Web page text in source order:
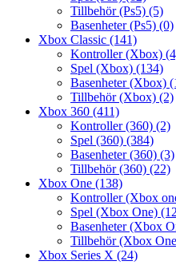
Tillbehör (Ps5) (5)
Basenheter (Ps5) (0)
Xbox Classic (141)
Kontroller (Xbox)
Spel (Xbox) (134)
Basenheter (Xbox)
Tillbehör (Xbox) (2)
Xbox 360 (411)
Kontroller (360) (2)
Spel (360) (384)
Basenheter (360) (3)
Tillbehör (360) (22)
Xbox One (138)
Kontroller (Xbox
Spel (Xbox One)
Basenheter (Xbox
Tillbehör (Xbox
Xbox Series X (24)